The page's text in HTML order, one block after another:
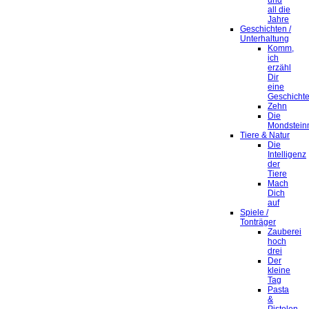
all die
Jahre
Geschichten /
Unterhaltung
Komm,
ich
erzähl
Dir
eine
Geschichte
Zehn
Die
Tiere & Natur
Die
Intelligenz
der
Tiere
Mach
Dich
auf
Spiele /
Tonträger
Zauberei
hoch
drei
Der
kleine
Tag
Pasta
&